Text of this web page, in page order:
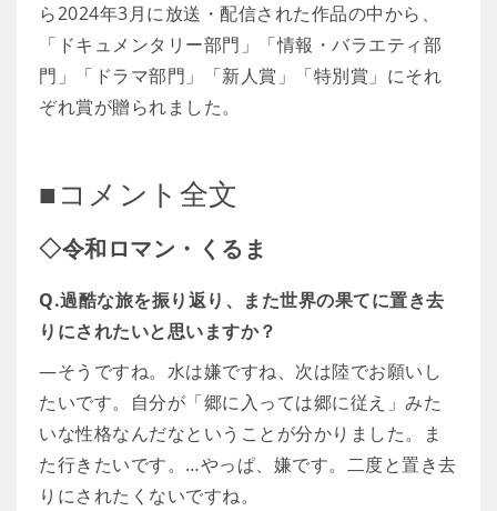
ら2024年3月に放送・配信された作品の中から、
「ドキュメンタリー部門」「情報・バラエティ部
門」「ドラマ部門」「新人賞」「特別賞」にそれ
ぞれ賞が贈られました。
■コメント全文
◇令和ロマン・くるま
Q.過酷な旅を振り返り、また世界の果てに置き去
りにされたいと思いますか？
―そうですね。水は嫌ですね、次は陸でお願いし
たいです。自分が「郷に入っては郷に従え」みた
いな性格なんだなということが分かりました。ま
た行きたいです。…やっぱ、嫌です。二度と置き去
りにされたくないですね。